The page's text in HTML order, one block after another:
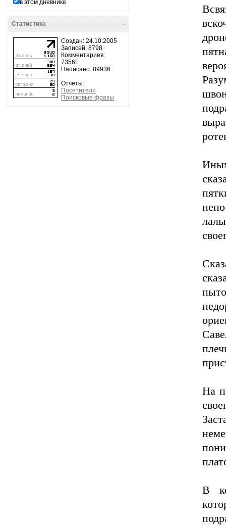
в этом дневнике
-
Статистика
Создан: 24.10.2005
Записей: 8798
Комментариев:
73561
Написано: 89936
Отчеты:
Посетители
Поисковые фразы
На
В